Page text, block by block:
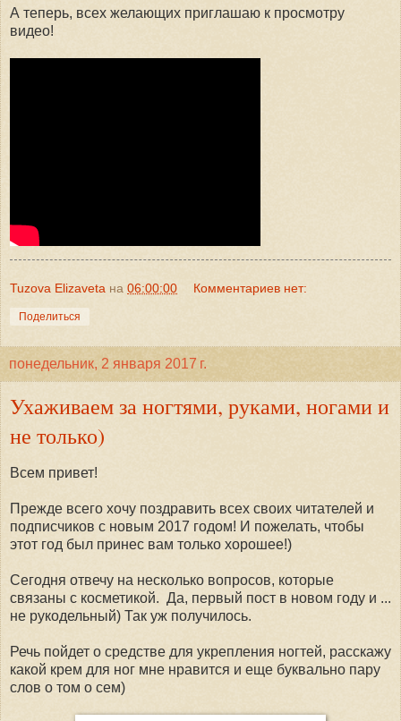
А теперь, всех желающих приглашаю к просмотру
видео!
Tuzova Elizaveta на 06:00:00 Комментариев нет:
Поделиться
понедельник, 2 января 2017 г.
Ухаживаем за ногтями, руками, ногами и
не только)
Всем привет!
Прежде всего хочу поздравить всех своих читателей и
подписчиков с новым 2017 годом! И пожелать, чтобы
этот год был принес вам только хорошее!)
Сегодня отвечу на несколько вопросов, которые
связаны с косметикой. Да, первый пост в новом году и ...
не рукодельный) Так уж получилось.
Речь пойдет о средстве для укрепления ногтей, расскажу
какой крем для ног мне нравится и еще буквально пару
слов о том о сем)